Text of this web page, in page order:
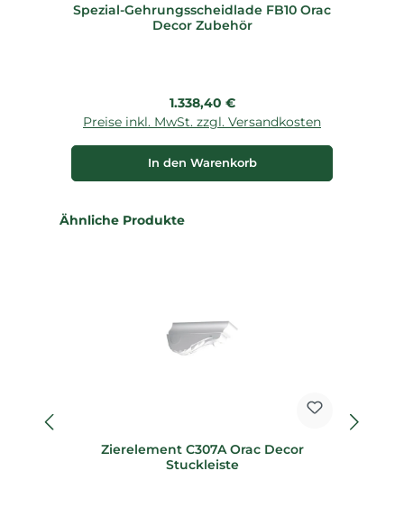
Spezial-Gehrungsscheidlade FB10 Orac
Decor Zubehör
Regulärer Preis:
1.338,40 €
Preise inkl. MwSt. zzgl. Versandkosten
In den Warenkorb
Produktgalerie überspringen
Ähnliche Produkte
Zierelement C307A Orac Decor
Stuckleiste